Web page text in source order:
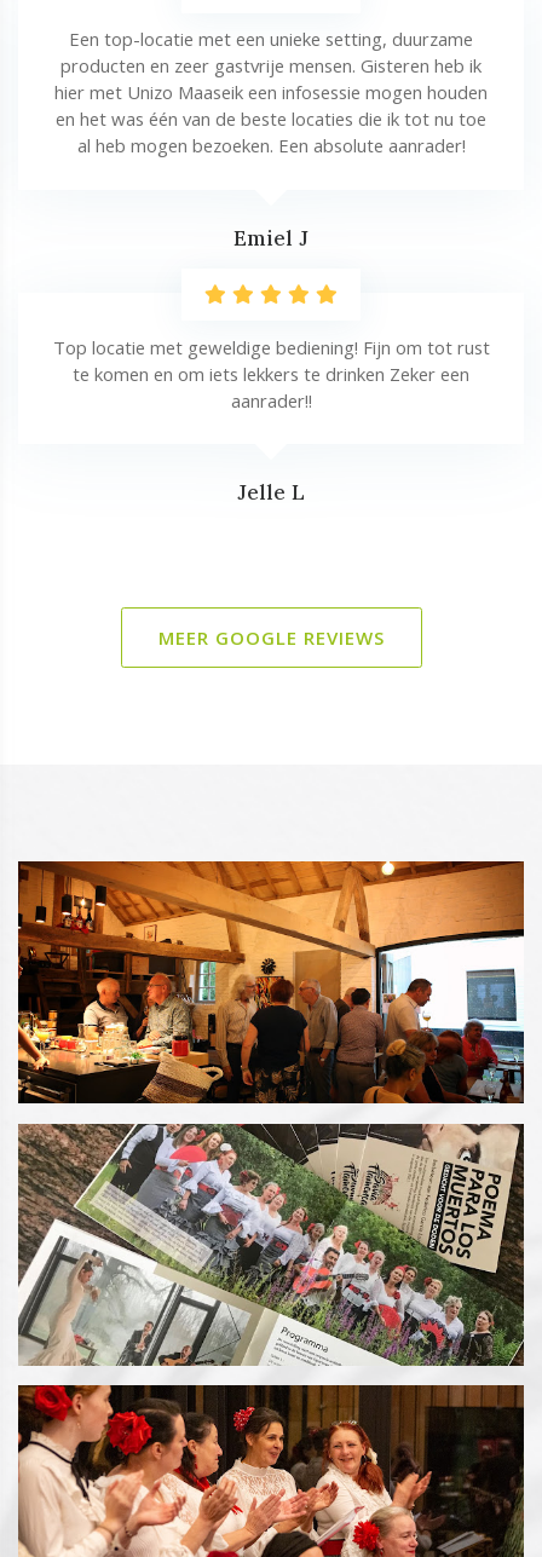
Emiel J
Een top-locatie met een unieke setting, duurzame
producten en zeer gastvrije mensen. Gisteren heb ik
hier met Unizo Maaseik een infosessie mogen houden
en het was één van de beste locaties die ik tot nu toe
al heb mogen bezoeken. Een absolute aanrader!
Jelle L
Top locatie met geweldige bediening! Fijn om tot rust
te komen en om iets lekkers te drinken Zeker een
aanrader!!
MEER GOOGLE REVIEWS